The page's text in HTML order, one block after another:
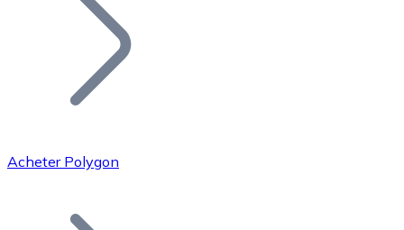
Bitcoin
Acheter Polygon